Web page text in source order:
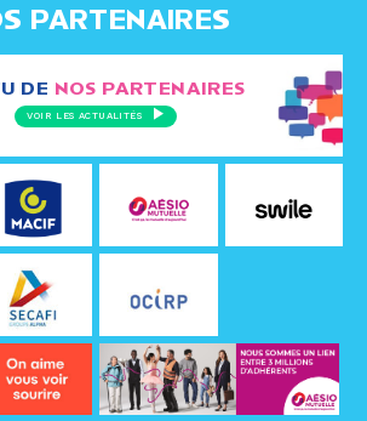
PARTENAIRES
DE NOS PARTENAIRES
VOIR LES ACTUALITÉS